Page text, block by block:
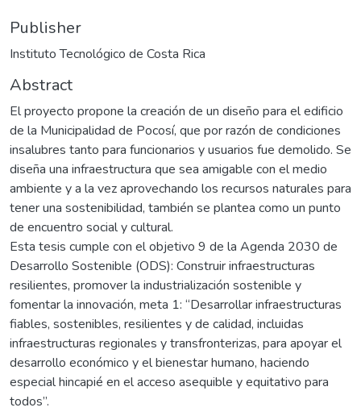
Publisher
Instituto Tecnológico de Costa Rica
Abstract
El proyecto propone la creación de un diseño para el edificio
de la Municipalidad de Pocosí, que por razón de condiciones
insalubres tanto para funcionarios y usuarios fue demolido. Se
diseña una infraestructura que sea amigable con el medio
ambiente y a la vez aprovechando los recursos naturales para
tener una sostenibilidad, también se plantea como un punto
de encuentro social y cultural.
Esta tesis cumple con el objetivo 9 de la Agenda 2030 de
Desarrollo Sostenible (ODS): Construir infraestructuras
resilientes, promover la industrialización sostenible y
fomentar la innovación, meta 1: “Desarrollar infraestructuras
fiables, sostenibles, resilientes y de calidad, incluidas
infraestructuras regionales y transfronterizas, para apoyar el
desarrollo económico y el bienestar humano, haciendo
especial hincapié en el acceso asequible y equitativo para
todos”.